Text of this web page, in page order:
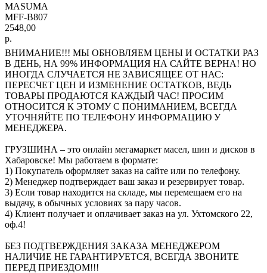
MASUMA
MFF-B807
2548,00
р.
ВНИМАНИЕ!!! МЫ ОБНОВЛЯЕМ ЦЕНЫ И ОСТАТКИ РАЗ
В ДЕНЬ, НА 99% ИНФОРМАЦИЯ НА САЙТЕ ВЕРНА! НО
ИНОГДА СЛУЧАЕТСЯ НЕ ЗАВИСЯЩЕЕ ОТ НАС:
ПЕРЕСЧЕТ ЦЕН И ИЗМЕНЕНИЕ ОСТАТКОВ, ВЕДЬ
ТОВАРЫ ПРОДАЮТСЯ КАЖДЫЙ ЧАС! ПРОСИМ
ОТНОСИТСЯ К ЭТОМУ С ПОНИМАНИЕМ, ВСЕГДА
УТОЧНЯЙТЕ ПО ТЕЛЕФОНУ ИНФОРМАЦИЮ У
МЕНЕДЖЕРА.
ГРУЗШИНА – это онлайн мегамаркет масел, шин и дисков в
Хабаровске! Мы работаем в формате:
1) Покупатель оформляет заказ на сайте или по телефону.
2) Менеджер подтверждает ваш заказ и резервирует товар.
3) Если товар находится на складе, мы перемещаем его на
выдачу, в обычных условиях за пару часов.
4) Клиент получает и оплачивает заказ на ул. Ухтомского 22,
оф.4!
БЕЗ ПОДТВЕРЖДЕНИЯ ЗАКАЗА МЕНЕДЖЕРОМ
НАЛИЧИЕ НЕ ГАРАНТИРУЕТСЯ, ВСЕГДА ЗВОНИТЕ
ПЕРЕД ПРИЕЗДОМ!!!